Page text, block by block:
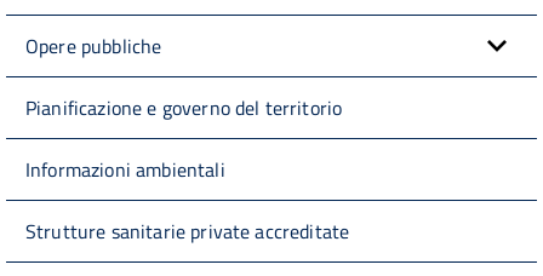
Opere pubbliche
Pianificazione e governo del territorio
Informazioni ambientali
Strutture sanitarie private accreditate